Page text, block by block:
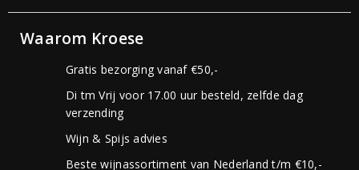
Waarom Kroese
Gratis bezorging vanaf €50,-
Di tm Vrij voor 17.00 uur besteld, zelfde dag
verzending
Wijn & Spijs advies
Beste wijnassortiment van Nederland t/m €10,-